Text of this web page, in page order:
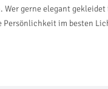
gerne elegant
im besten